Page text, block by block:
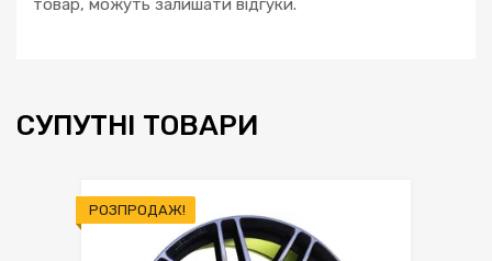
товар, можуть залишати відгуки.
СУПУТНІ ТОВАРИ
РОЗПРОДАЖ!